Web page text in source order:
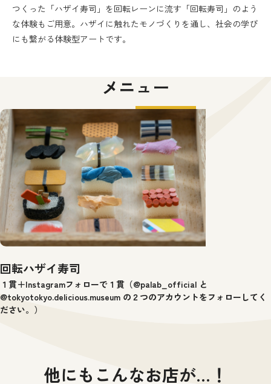
つくった「ハザイ寿司」を回転レーンに流す「回転寿司」のよう
な体験もご用意。ハザイに触れたモノづくりを通し、社会の学び
にも繋がる体験型アートです。
メニュー
回転ハザイ寿司
１貫＋Instagramフォローで１貫（@palab_official と
@tokyotokyo.delicious.museum の２つのアカウントをフォローしてく
ださい。）
他にもこんなお店が…！